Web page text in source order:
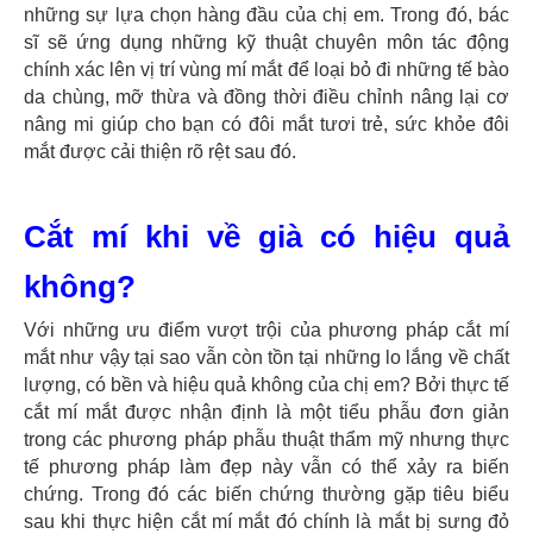
những sự lựa chọn hàng đầu của chị em. Trong đó, bác
sĩ sẽ ứng dụng những kỹ thuật chuyên môn tác động
chính xác lên vị trí vùng mí mắt để loại bỏ đi những tế bào
da chùng, mỡ thừa và đồng thời điều chỉnh nâng lại cơ
nâng mi giúp cho bạn có đôi mắt tươi trẻ, sức khỏe đôi
mắt được cải thiện rõ rệt sau đó.
Cắt mí khi về già có hiệu quả
không?
Với những ưu điểm vượt trội của phương pháp cắt mí
mắt như vậy tại sao vẫn còn tồn tại những lo lắng về chất
lượng, có bền và hiệu quả không của chị em? Bởi thực tế
cắt mí mắt được nhận định là một tiểu phẫu đơn giản
trong các phương pháp phẫu thuật thẩm mỹ nhưng thực
tế phương pháp làm đẹp này vẫn có thể xảy ra biến
chứng. Trong đó các biến chứng thường gặp tiêu biểu
sau khi thực hiện cắt mí mắt đó chính là mắt bị sưng đỏ